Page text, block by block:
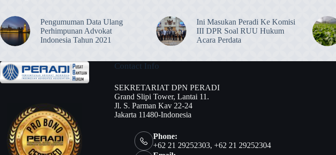
Pengumuman Data Ulang
Perhimpunan Advokat
Indonesia Tahun 2021
Ini Masukan Peradi Ke Komisi
III DPR Soal RUU Hukum
Acara Perdata
Contact Info
SEKRETARIAT DPN PERADI
Grand Slipi Tower, Lantai 11.
Jl. S. Parman Kav 22-24
Jakarta 11480-Indonesia
Phone:
+62 21 29252303, +62 21 29252304